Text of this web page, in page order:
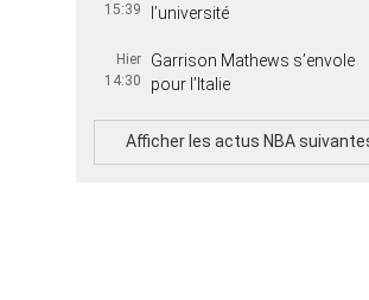
15:39
l’université
Hier
14:30
Garrison Mathews s’envole
pour l’Italie
Afficher les actus NBA